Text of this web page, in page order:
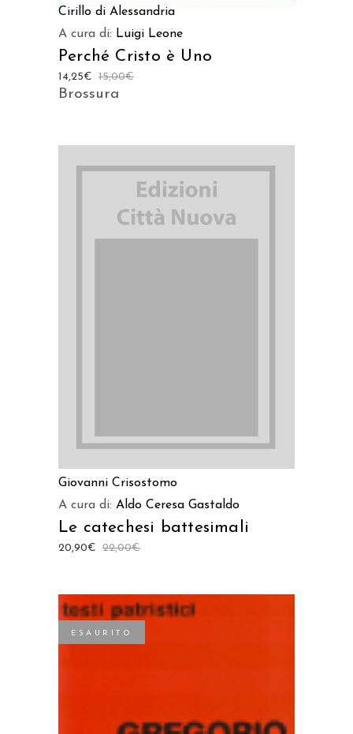
Cirillo di Alessandria
A cura di: Luigi Leone
Perché Cristo è Uno
15,00€
14,25€
Brossura
Giovanni Crisostomo
A cura di: Aldo Ceresa Gastaldo
Le catechesi battesimali
22,00€
20,90€
ESAURITO